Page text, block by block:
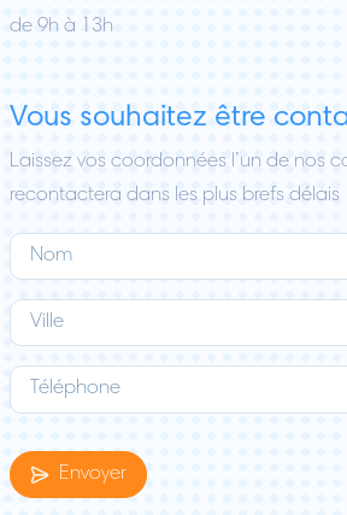
de 9h à 13h
Vous souhaitez être
Laissez vos coordonnées l’un de nos
recontactera dans les plus brefs délais
Envoyer